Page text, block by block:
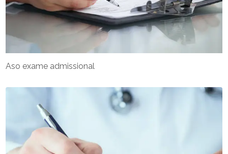
Aso exame admissional